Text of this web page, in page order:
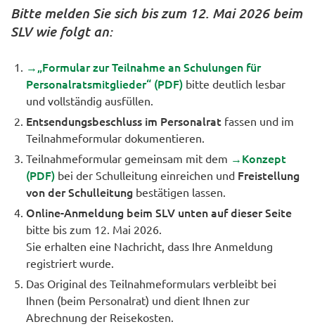
Bitte melden Sie sich bis zum 12. Mai 2026 beim
SLV wie folgt an:
→„Formular zur Teilnahme an Schulungen für
Personalratsmitglieder“ (PDF) bitte deutlich lesbar
und vollständig ausfüllen.
Entsendungsbeschluss im Personalrat fassen und im
Teilnahmeformular dokumentieren.
Teilnahmeformular gemeinsam mit dem →Konzept
(PDF) bei der Schulleitung einreichen und Freistellung
von der Schulleitung bestätigen lassen.
Online-Anmeldung beim SLV unten auf dieser Seite
bitte bis zum 12. Mai 2026.
Sie erhalten eine Nachricht, dass Ihre Anmeldung
registriert wurde.
Das Original des Teilnahmeformulars verbleibt bei
Ihnen (beim Personalrat) und dient Ihnen zur
Abrechnung der Reisekosten.